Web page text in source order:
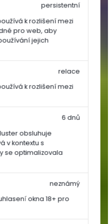
k rozlišení mezi
pro web, aby
jejich
persistentní
k rozlišení mezi
relace
obsluhuje
v kontextu s
se optimalizovala
6 dnů
okna 18+ pro
neznámý
Okurky,
dýně,
cukety
Ostatní
Cibulová
(luštěniny)
Listová